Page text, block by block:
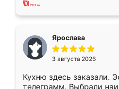
Ярослава
3 августа 2026
Кухню здесь заказали.
телеграмм. Выбрали